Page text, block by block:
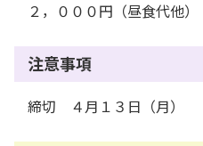
２，０００円（昼食代他）
注意事項
締切 ４月１３日（月）